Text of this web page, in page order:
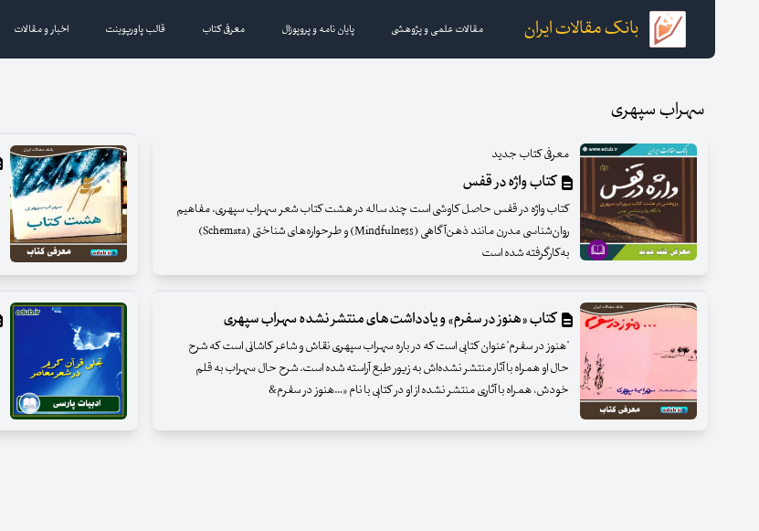
بانک مقالات ایران مقالات علمی و پژوهشی پایان نامه و پروپوزال معرفی کتاب قالب پاورپوینت اخبار و مقالات
سهراب سپهری
معرفی کتاب جدید
کتاب واژه در قفس
کتاب واژه در قفس حاصل کاوشی است چند ساله در هشت کتاب شعر سهراب سپهری. مفاهیم
روان‌شناسی مدرن مانند ذهن‌آگاهی (Mindfulness) و طرحواره‌های شناختی (Schemata)
به‌کارگرفته شده است
کتاب «هنوز در سفرم» و یادداشت‌های منتشر نشده سهراب سپهری
"هنوز در سفرم"عنوان کتابی است که در باره سهراب سپهری نقاش و شاعر کاشانی است که شرح
حال او همراه با آثار منتشر نشده‌اش به زیور طبع آراسته شده است. شرح حال سهراب به قلم
خودش، همراه با آثاری منتشر نشده از او در کتابی با نام «...هنوز در سفرم&